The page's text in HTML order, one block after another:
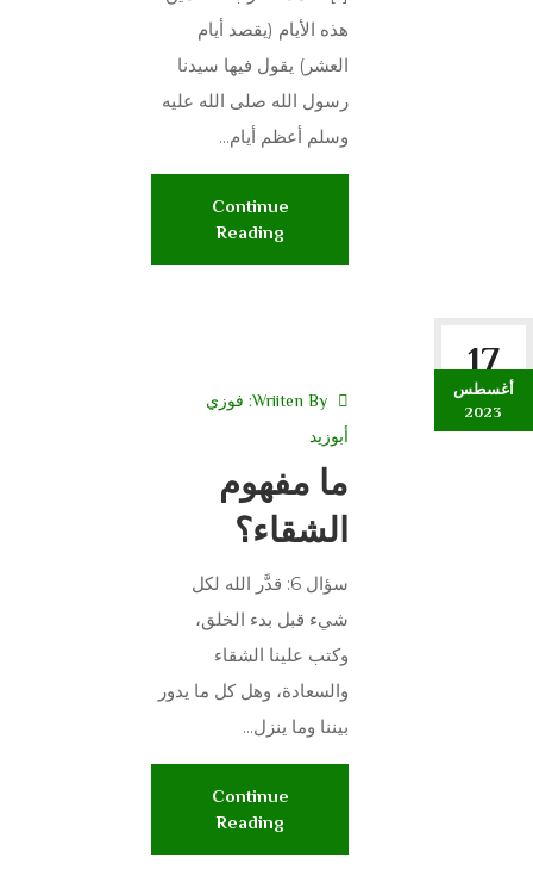
هذه الأيام (يقصد أيام
العشر) يقول فيها سيدنا
رسول الله صلى الله عليه
وسلم أعظم أيام...
Continue
Reading
17
أغسطس
2023
Wriiten By: فوزي
أبوزيد
ما مفهوم
الشقاء؟
سؤال 6: قدَّر الله لكل
شيء قبل بدء الخلق،
وكتب علينا الشقاء
والسعادة، وهل كل ما يدور
بيننا وما ينزل...
Continue
Reading